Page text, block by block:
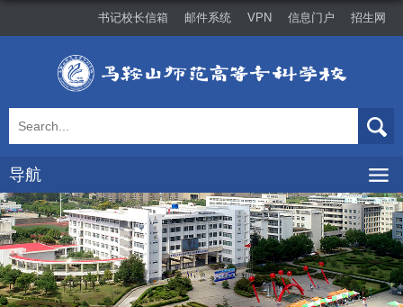
书记校长信箱 邮件系统 VPN 信息门户 招生网
导航